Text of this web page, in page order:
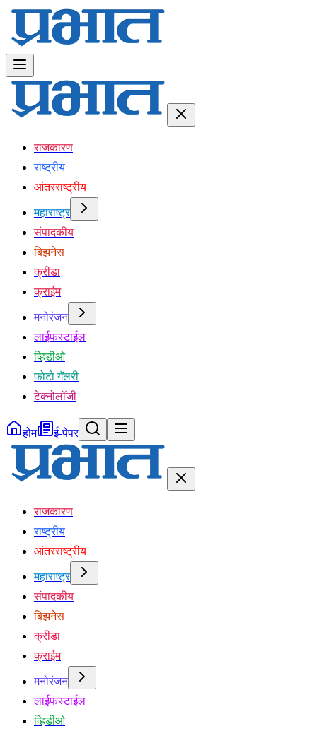
राजकारण
राष्ट्रीय
आंतरराष्ट्रीय
महाराष्ट्र
संपादकीय
बिझनेस
क्रीडा
क्राईम
मनोरंजन
लाईफस्टाईल
व्हिडीओ
फोटो गॅलरी
टेक्नोलॉजी
होम ई-पेपर
राजकारण
राष्ट्रीय
आंतरराष्ट्रीय
महाराष्ट्र
संपादकीय
बिझनेस
क्रीडा
क्राईम
मनोरंजन
लाईफस्टाईल
व्हिडीओ